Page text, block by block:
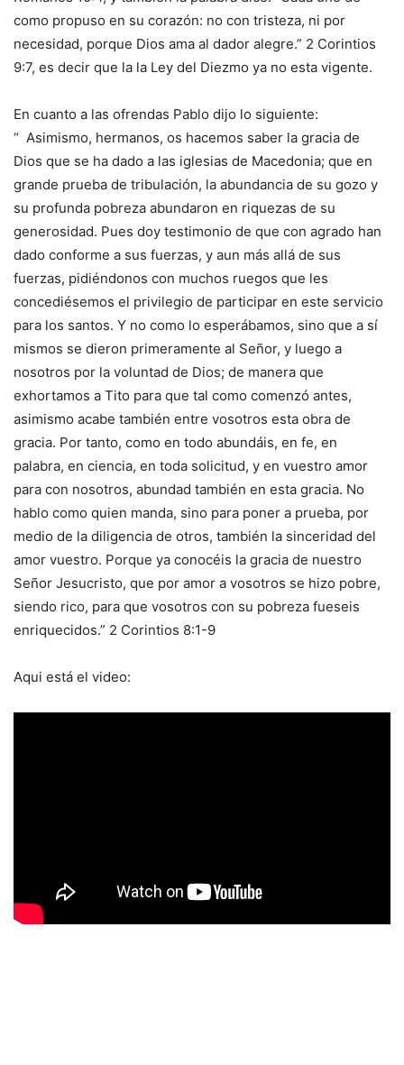
como propuso en su corazón: no con tristeza, ni por
necesidad, porque Dios ama al dador alegre.” 2 Corintios
9:7, es decir que la la Ley del Diezmo ya no esta vigente.
En cuanto a las ofrendas Pablo dijo lo siguiente:
“ Asimismo, hermanos, os hacemos saber la gracia de
Dios que se ha dado a las iglesias de Macedonia; que en
grande prueba de tribulación, la abundancia de su gozo y
su profunda pobreza abundaron en riquezas de su
generosidad. Pues doy testimonio de que con agrado han
dado conforme a sus fuerzas, y aun más allá de sus
fuerzas, pidiéndonos con muchos ruegos que les
concediésemos el privilegio de participar en este servicio
para los santos. Y no como lo esperábamos, sino que a sí
mismos se dieron primeramente al Señor, y luego a
nosotros por la voluntad de Dios; de manera que
exhortamos a Tito para que tal como comenzó antes,
asimismo acabe también entre vosotros esta obra de
gracia. Por tanto, como en todo abundáis, en fe, en
palabra, en ciencia, en toda solicitud, y en vuestro amor
para con nosotros, abundad también en esta gracia. No
hablo como quien manda, sino para poner a prueba, por
medio de la diligencia de otros, también la sinceridad del
amor vuestro. Porque ya conocéis la gracia de nuestro
Señor Jesucristo, que por amor a vosotros se hizo pobre,
siendo rico, para que vosotros con su pobreza fueseis
enriquecidos.” 2 Corintios 8:1-9
Aqui está el video: